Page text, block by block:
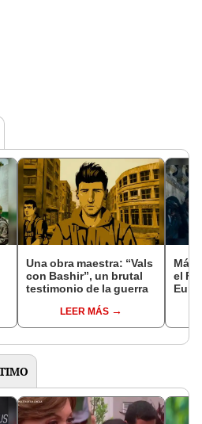
Una obra maestra: “Vals
con Bashir”, un brutal
testimonio de la guerra
LEER MÁS
Más
el